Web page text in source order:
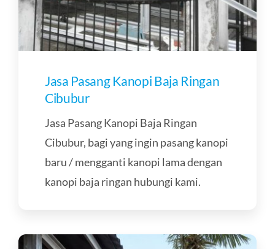
Jasa Pasang Kanopi Baja Ringan
Cibubur
Jasa Pasang Kanopi Baja Ringan
Cibubur, bagi yang ingin pasang kanopi
baru / mengganti kanopi lama dengan
kanopi baja ringan hubungi kami.